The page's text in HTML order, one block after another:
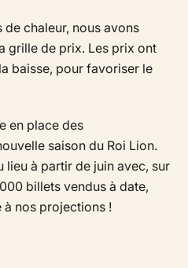
de chaleur, nous avons
grille de prix. Les prix ont
baisse, pour favoriser le
en place des
saison du Roi Lion.
lieu à partir de juin avec, sur
billets vendus à date,
nos projections !